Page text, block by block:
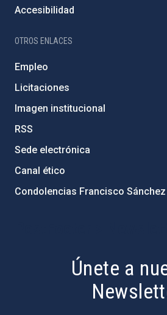
Accesibilidad
OTROS ENLACES
Empleo
Licitaciones
Imagen institucional
RSS
Sede electrónica
Canal ético
Condolencias Francisco Sánchez
Únete a